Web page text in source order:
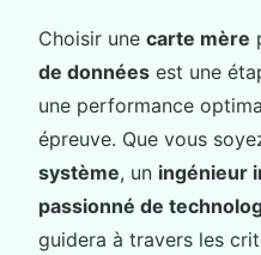
Choisir une carte mère
de données est une
une performance
épreuve. Que vous
système, un ingénieur
passionné de
guidera à travers les